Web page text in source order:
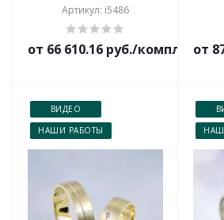
Артикул: i5486
от 66 610.16 руб./комплект
от
ВИДЕО
НАШИ РАБОТЫ